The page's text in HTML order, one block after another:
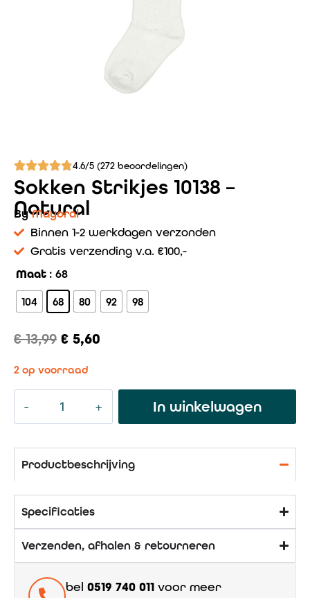
4.6/5 (272 beoordelingen)
Sokken Strikjes 10138 –
Natural
ByMayoral
Binnen 1-2 werkdagen verzonden
Gratis verzending v.a. €100,-
Maat : 68
104 68 80 92 98
€13,99 € 5,60
2 op voorraad
In winkelwagen
Productbeschrijving
Specificaties
Verzenden, afhalen & retourneren
bel 0519 740 011 voor meer